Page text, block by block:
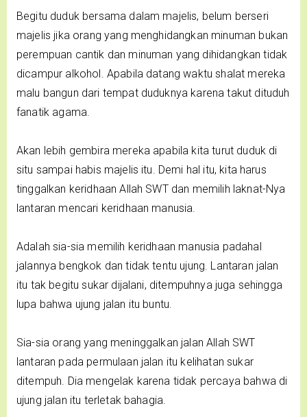
Begitu duduk bersama dalam majelis, belum berseri
majelis jika orang yang menghidangkan minuman bukan
perempuan cantik dan minuman yang dihidangkan tidak
dicampur alkohol. Apabila datang waktu shalat mereka
malu bangun dari tempat duduknya karena takut dituduh
fanatik agama.
Akan lebih gembira mereka apabila kita turut duduk di
situ sampai habis majelis itu. Demi hal itu, kita harus
tinggalkan keridhaan Allah SWT dan memilih laknat-Nya
lantaran mencari keridhaan manusia.
Adalah sia-sia memilih keridhaan manusia padahal
jalannya bengkok dan tidak tentu ujung. Lantaran jalan
itu tak begitu sukar dijalani, ditempuhnya juga sehingga
lupa bahwa ujung jalan itu buntu.
Sia-sia orang yang meninggalkan jalan Allah SWT
lantaran pada permulaan jalan itu kelihatan sukar
ditempuh. Dia mengelak karena tidak percaya bahwa di
ujung jalan itu terletak bahagia.